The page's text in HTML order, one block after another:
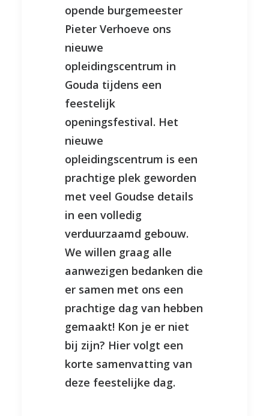
opende burgemeester
Pieter Verhoeve ons
nieuwe
opleidingscentrum in
Gouda tijdens een
feestelijk
openingsfestival. Het
nieuwe
opleidingscentrum is een
prachtige plek geworden
met veel Goudse details
in een volledig
verduurzaamd gebouw.
We willen graag alle
aanwezigen bedanken die
er samen met ons een
prachtige dag van hebben
gemaakt! Kon je er niet
bij zijn? Hier volgt een
korte samenvatting van
deze feestelijke dag.